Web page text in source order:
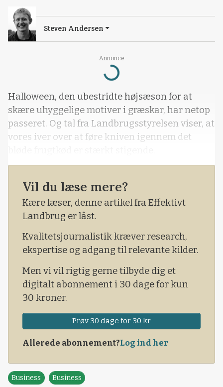
Annonce
Loading...
Steven Andersen
Halloween, den ubestridte højsæson for at
skære uhyggelige motiver i græskar, har netop
passeret. Og tal fra Landbrugsstyrelsen viser, at
vores iver over at føre kniven igennem det
Vil du læse mere?
Kære læser, denne artikel fra Effektivt
Landbrug er låst.
Kvalitetsjournalistik kræver research,
ekspertise og adgang til relevante kilder.
Men vi vil rigtig gerne tilbyde dig et
digitalt abonnement i 30 dage for kun
30 kroner.
Prøv 30 dage for 30 kr
Allerede abonnement?Log ind her
Business Business